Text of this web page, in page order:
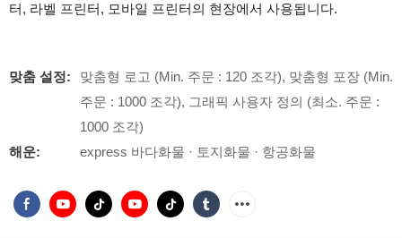
터, 라벨 프린터, 모바일 프린터의 현장에서 사용됩니다.
맞춤 설정:
맞춤형 로고 (Min. 주문 : 120 조각), 맞춤형 포장 (Min.
주문 : 1000 조각), 그래픽 사용자 정의 (최소. 주문 :
1000 조각)
해운:
express 바다화물 · 토지화물 · 항공화물